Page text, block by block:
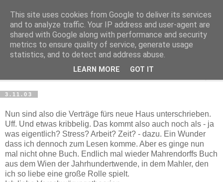
Haltungsturnen
Niveau sieht nur von unten aus wie Arroganz.
3.11.03
Nun sind also die Verträge fürs neue Haus unterschrieben.
Uff. Und etwas kribbelig. Das kommt also auch noch als - ja
was eigentlich? Stress? Arbeit? Zeit? - dazu. Ein Wunder
dass ich dennoch zum Lesen komme. Aber es ginge nun
mal nicht ohne Buch. Endlich mal wieder Mahrendorffs Buch
aus dem Wien der Jahrhundertwende, in dem Mahler, den
ich so liebe eine große Rolle spielt.
This site uses cookies from Google to deliver its services
and to analyze traffic. Your IP address and user-agent are
shared with Google along with performance and security
metrics to ensure quality of service, generate usage
statistics, and to detect and address abuse.
LEARN MORE GOT IT